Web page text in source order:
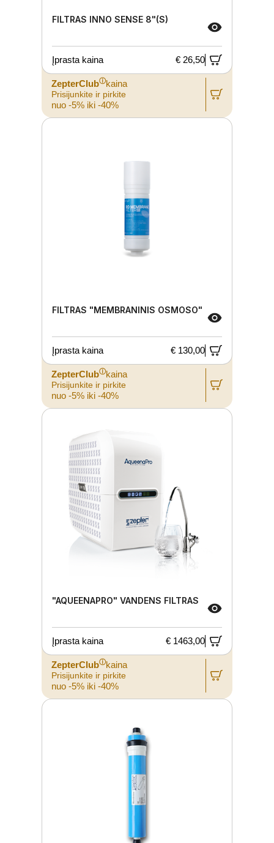
FILTRAS INNO SENSE 8"(S)
Įprasta kaina € 26,50
ZepterClubⓘkaina
Prisijunkite ir pirkite
nuo -5% iki -40%
FILTRAS "MEMBRANINIS OSMOSO"
Įprasta kaina € 130,00
ZepterClubⓘkaina
Prisijunkite ir pirkite
nuo -5% iki -40%
"AQUEENAPRO" VANDENS FILTRAS
Įprasta kaina € 1463,00
ZepterClubⓘkaina
Prisijunkite ir pirkite
nuo -5% iki -40%